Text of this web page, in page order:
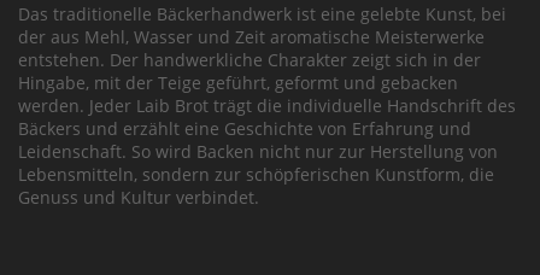
Das traditionelle Bäckerhandwerk ist eine gelebte Kunst, bei
der aus Mehl, Wasser und Zeit aromatische Meisterwerke
entstehen. Der handwerkliche Charakter zeigt sich in der
Hingabe, mit der Teige geführt, geformt und gebacken
werden. Jeder Laib Brot trägt die individuelle Handschrift des
Bäckers und erzählt eine Geschichte von Erfahrung und
Leidenschaft. So wird Backen nicht nur zur Herstellung von
Lebensmitteln, sondern zur schöpferischen Kunstform, die
Genuss und Kultur verbindet.